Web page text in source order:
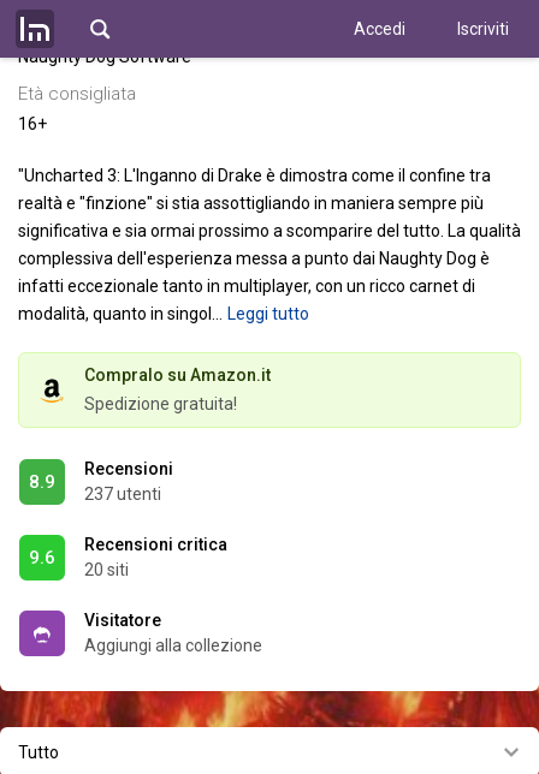
Accedi Iscriviti
Sviluppatore
Naughty Dog Software
Età consigliata
16+
"Uncharted 3: L'Inganno di Drake è dimostra come il confine tra
realtà e "finzione" si stia assottigliando in maniera sempre più
significativa e sia ormai prossimo a scomparire del tutto. La qualità
complessiva dell'esperienza messa a punto dai Naughty Dog è
infatti eccezionale tanto in multiplayer, con un ricco carnet di
modalità, quanto in singol … Leggi tutto
Compralo su Amazon.it
Spedizione gratuita!
8.9
Recensioni
237 utenti
9.6
Recensioni critica
20 siti
Visitatore
Aggiungi alla collezione
Tutto